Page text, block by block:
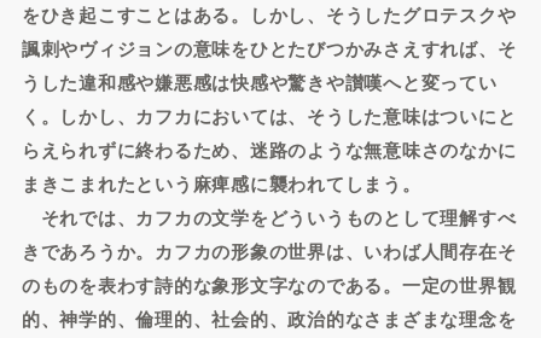
をひき起こすことはある。しかし、そうしたグロテスクや
諷刺やヴィジョンの意味をひとたびつかみさえすれば、そ
うした違和感や嫌悪感は快感や驚きや讃嘆へと変ってい
く。しかし、カフカにおいては、そうした意味はついにと
らえられずに終わるため、迷路のような無意味さのなかに
まきこまれたという麻痺感に襲われてしまう。
それでは、カフカの文学をどういうものとして理解すべ
きであろうか。カフカの形象の世界は、いわば人間存在そ
のものを表わす詩的な象形文字なのである。一定の世界観
的、神学的、倫理的、社会的、政治的なさまざまな理念を